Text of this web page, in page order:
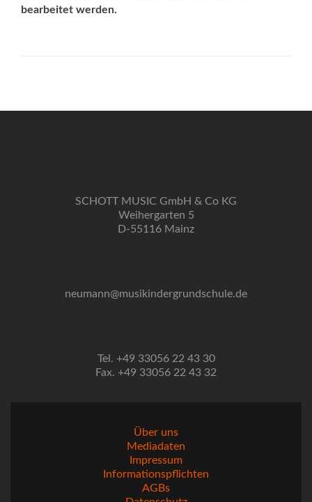
bearbeitet werden.
SCHOTT MUSIC GmbH & Co KG
Weihergarten 5
D-55116 Mainz
neumann@musikindergrundschule.de
Tel. +49 33056 22 43 30
Fax. +49 33056 22 43 32
Über uns
Mediadaten
Impressum
Informationspflichten
AGBs